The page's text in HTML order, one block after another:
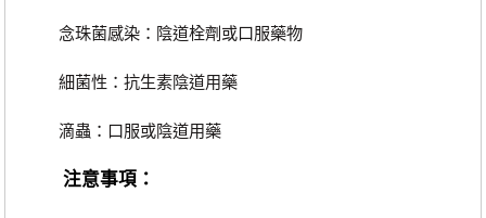
念珠菌感染：陰道栓劑或口服藥物
細菌性：抗生素陰道用藥
滴蟲：口服或陰道用藥
注意事項：